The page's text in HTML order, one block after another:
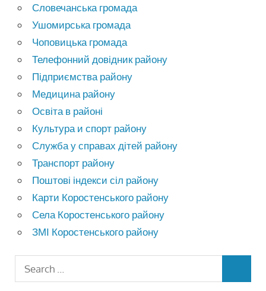
Словечанська громада
Ушомирська громада
Чоповицька громада
Телефонний довідник району
Підприємства району
Медицина району
Освіта в районі
Культура и спорт району
Служба у справах дітей району
Транспорт району
Поштові індекси сіл району
Карти Коростенського району
Села Коростенського району
ЗМІ Коростенського району